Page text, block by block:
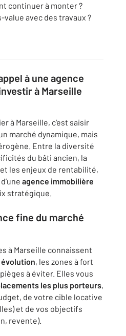
continuer à monter ?
value avec des travaux ?
à une agence
à Marseille
à Marseille, c’est saisir
marché dynamique, mais
Entre la diversité
du bâti ancien, la
les enjeux de rentabilité,
agence immobilière
stratégique.
fine du marché
à Marseille connaissent
, les zones à fort
à éviter. Elles vous
les plus porteurs,
de votre cible locative
et de vos objectifs
revente).